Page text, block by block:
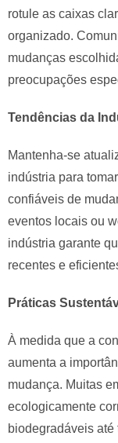
rotule as caixas
organizado.
mudanças
preocupações
Tendências da
Mantenha-se
indústria para
confiáveis de
eventos locais ou
indústria garante
recentes e
Práticas
À medida que a
aumenta a
mudança. Muitas
ecologicamente
biodegradáveis